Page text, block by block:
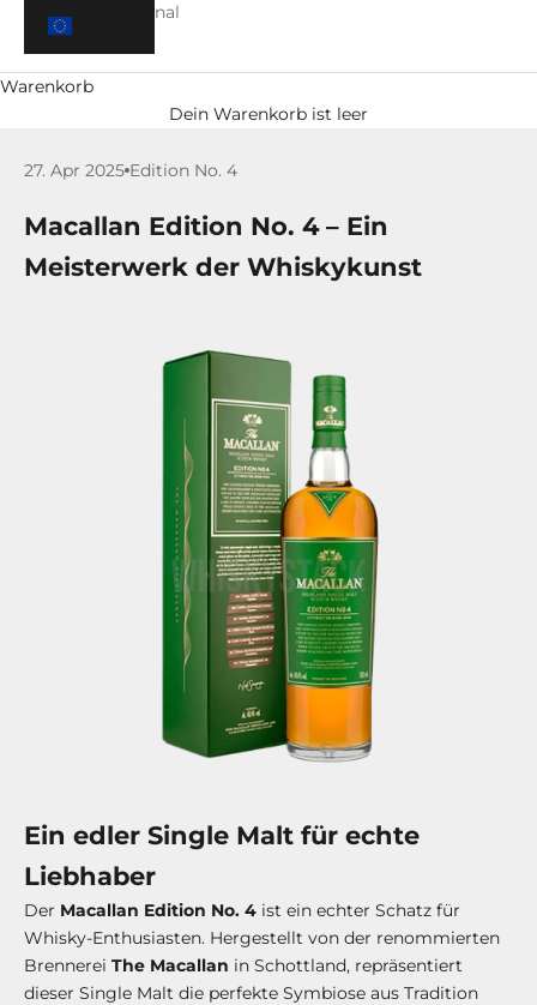
International
Warenkorb
Dein Warenkorb ist leer
27. Apr 2025 Edition No. 4
Macallan Edition No. 4 – Ein
Meisterwerk der Whiskykunst
Ein edler Single Malt für echte
Liebhaber
Der Macallan Edition No. 4 ist ein echter Schatz für
Whisky-Enthusiasten. Hergestellt von der renommierten
Brennerei The Macallan in Schottland, repräsentiert
dieser Single Malt die perfekte Symbiose aus Tradition